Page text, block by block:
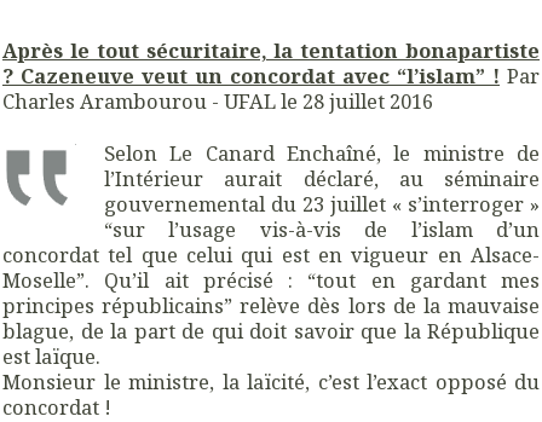
Après le tout sécuritaire, la tentation bonapartiste
? Cazeneuve veut un concordat avec “l’islam” ! Par
Charles Arambourou - UFALle 28 juillet 2016
Selon Le Canard Enchaîné, le ministre de
l’Intérieur aurait déclaré, au séminaire
gouvernemental du 23 juillet « s’interroger »
“sur l’usage vis-à-vis de l’islam d’un
concordat tel que celui qui est en vigueur en Alsace-
Moselle”. Qu’il ait précisé : “tout en gardant mes
principes républicains” relève dès lors de la mauvaise
blague, de la part de qui doit savoir que la République
est laïque.
Monsieur le ministre, la laïcité, c’est l’exact opposé du
concordat !